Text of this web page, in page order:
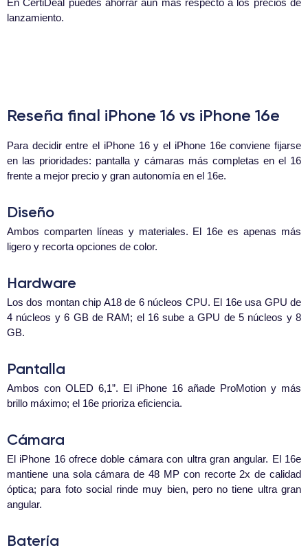
En CertiDeal puedes ahorrar aún más respecto a los precios de
lanzamiento.
Reseña final iPhone 16 vs iPhone 16e
Para decidir entre el iPhone 16 y el iPhone 16e conviene fijarse
en las prioridades: pantalla y cámaras más completas en el 16
frente a mejor precio y gran autonomía en el 16e.
Diseño
Ambos comparten líneas y materiales. El 16e es apenas más
ligero y recorta opciones de color.
Hardware
Los dos montan chip A18 de 6 núcleos CPU. El 16e usa GPU de
4 núcleos y 6 GB de RAM; el 16 sube a GPU de 5 núcleos y 8
GB.
Pantalla
Ambos con OLED 6,1”. El iPhone 16 añade ProMotion y más
brillo máximo; el 16e prioriza eficiencia.
Cámara
El iPhone 16 ofrece doble cámara con ultra gran angular. El 16e
mantiene una sola cámara de 48 MP con recorte 2x de calidad
óptica; para foto social rinde muy bien, pero no tiene ultra gran
angular.
Batería